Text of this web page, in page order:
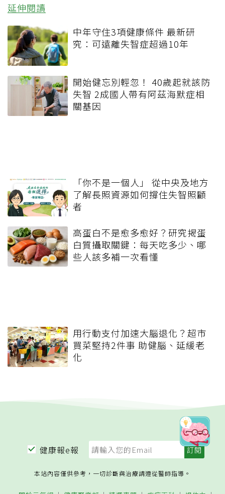
延伸閱讀
中年守住3項健康條件 最新研
究：可遠離失智症超過10年
開始健忘別輕忽！ 40歲起就該防
失智 2成國人帶有阿茲海默症相
關基因
「你不是一個人」 從中央及地方
了解長照資源如何撐住失智照顧
者
高蛋白不是愈多愈好？研究揭蛋
白質攝取關鍵：每天吃多少、哪
些人該多補一次看懂
用行動支付加速大腦退化？超市
買菜堅持2件事 助健腦、延緩老
化
健康報e報
本站內容僅供參考，一切診斷與治療請遵從醫師指導。